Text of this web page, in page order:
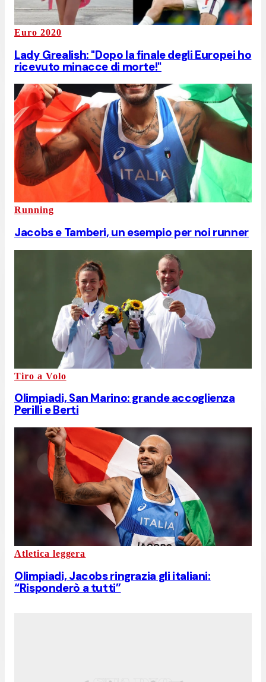
Euro 2020
Lady Grealish: "Dopo la finale degli Europei ho
ricevuto minacce di morte!"
Running
Jacobs e Tamberi, un esempio per noi runner
Tiro a Volo
Olimpiadi, San Marino: grande accoglienza
Perilli e Berti
Atletica leggera
Olimpiadi, Jacobs ringrazia gli italiani:
“Risponderò a tutti”